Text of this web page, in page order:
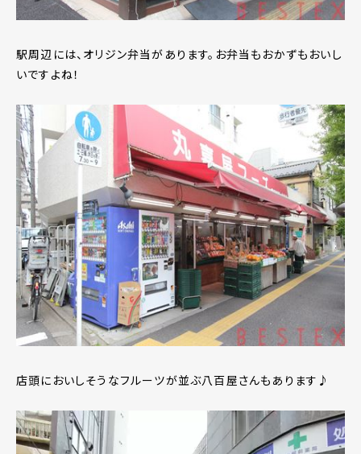
駅周辺には、オリジン弁当があります。お弁当もおかずもおいし
いですよね！
店頭においしそうなフルーツが並ぶ八百屋さんもあります♪